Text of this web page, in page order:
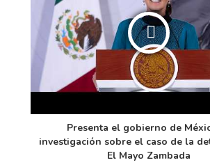
Presenta el gobierno de
investigación sobre el caso de la
El Mayo Zambada